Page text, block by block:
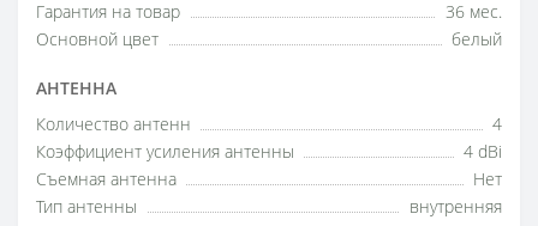
Гарантия на товар
36 мес.
Основной цвет
белый
АНТЕННА
Количество антенн
4
Коэффициент усиления антенны
4 dBi
Съемная антенна
Нет
Тип антенны
внутренняя